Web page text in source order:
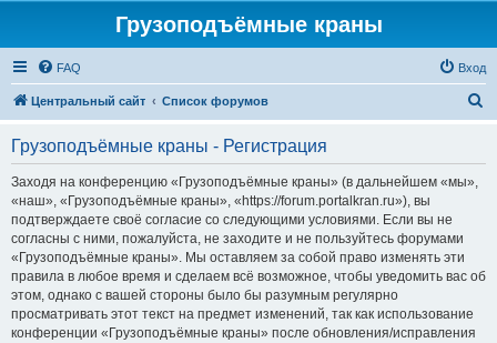
Грузоподъёмные краны
FAQ Вход
Центральный сайт Список форумов
Грузоподъёмные краны - Регистрация
Заходя на конференцию «Грузоподъёмные краны» (в дальнейшем «мы»,
«наш», «Грузоподъёмные краны», «https://forum.portalkran.ru»), вы
подтверждаете своё согласие со следующими условиями. Если вы не
согласны с ними, пожалуйста, не заходите и не пользуйтесь форумами
«Грузоподъёмные краны». Мы оставляем за собой право изменять эти
правила в любое время и сделаем всё возможное, чтобы уведомить вас об
этом, однако с вашей стороны было бы разумным регулярно
просматривать этот текст на предмет изменений, так как использование
конференции «Грузоподъёмные краны» после обновления/исправления